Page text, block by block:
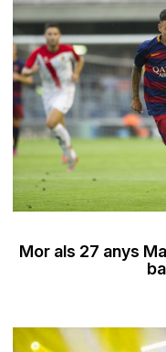
Mor als 27 anys